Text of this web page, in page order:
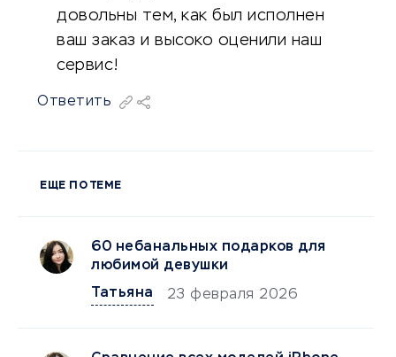
довольны тем, как был исполнен
ваш заказ и высоко оценили наш
сервис!
Ответить
ЕЩЕ ПО ТЕМЕ
60 небанальных подарков для
любимой девушки
Татьяна
23 февраля 2026